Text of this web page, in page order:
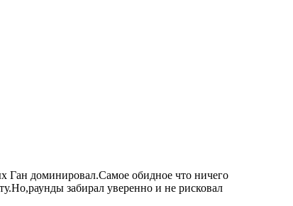
Ган доминировал.Самое обидное что ничего
забирал уверенно и не рисковал